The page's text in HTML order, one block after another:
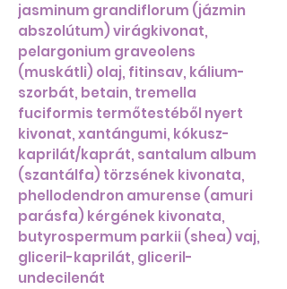
jasminum grandiflorum (jázmin
abszolútum) virágkivonat,
pelargonium graveolens
(muskátli) olaj, fitinsav, kálium-
szorbát, betain, tremella
fuciformis termőtestéből nyert
kivonat, xantángumi, kókusz-
kaprilát/kaprát, santalum album
(szantálfa) törzsének kivonata,
phellodendron amurense (amuri
parásfa) kérgének kivonata,
butyrospermum parkii (shea) vaj,
gliceril-kaprilát, gliceril-
undecilenát